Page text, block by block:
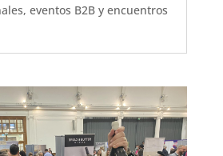
eventos B2B y encuentros